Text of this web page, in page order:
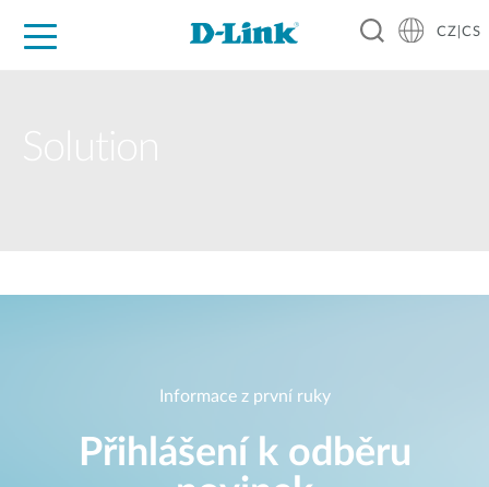
CZ|CS
Informace z první ruky
Přihlášení k odběru